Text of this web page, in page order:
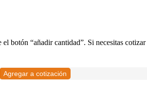
botón “añadir cantidad”. Si necesitas